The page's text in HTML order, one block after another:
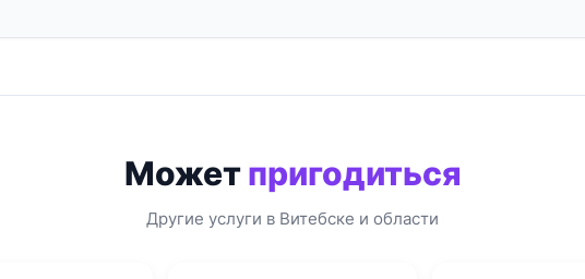
Можетпригодиться
Другие услуги в Витебске и области